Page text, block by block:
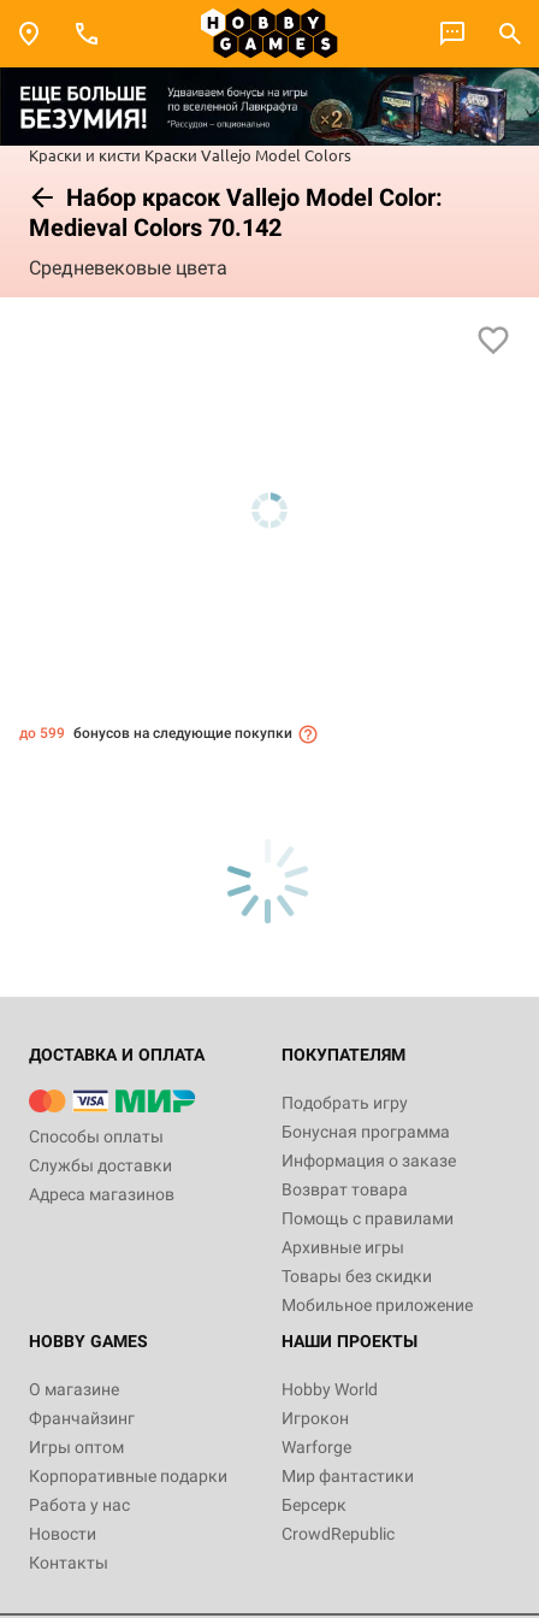
Краски и кисти Краски Vallejo Model Colors
Набор красок Vallejo Model Color:
Medieval Colors 70.142
Средневековые цвета
до 599 бонусов на следующие покупки
ДОСТАВКА И ОПЛАТА
Способы оплаты
Службы доставки
Адреса магазинов
ПОКУПАТЕЛЯМ
Подобрать игру
Бонусная программа
Информация о заказе
Возврат товара
Помощь с правилами
Архивные игры
Товары без скидки
Мобильное приложение
HOBBY GAMES
О магазине
Франчайзинг
Игры оптом
Корпоративные подарки
Работа у нас
Новости
Контакты
НАШИ ПРОЕКТЫ
Hobby World
Игрокон
Warforge
Мир фантастики
Берсерк
CrowdRepublic